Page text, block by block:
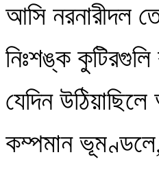
আসি নরনারীদল
নিঃশঙ্ক কুটিরগুলি
যেদিন
কম্পমান ভূমণ্ডলে,